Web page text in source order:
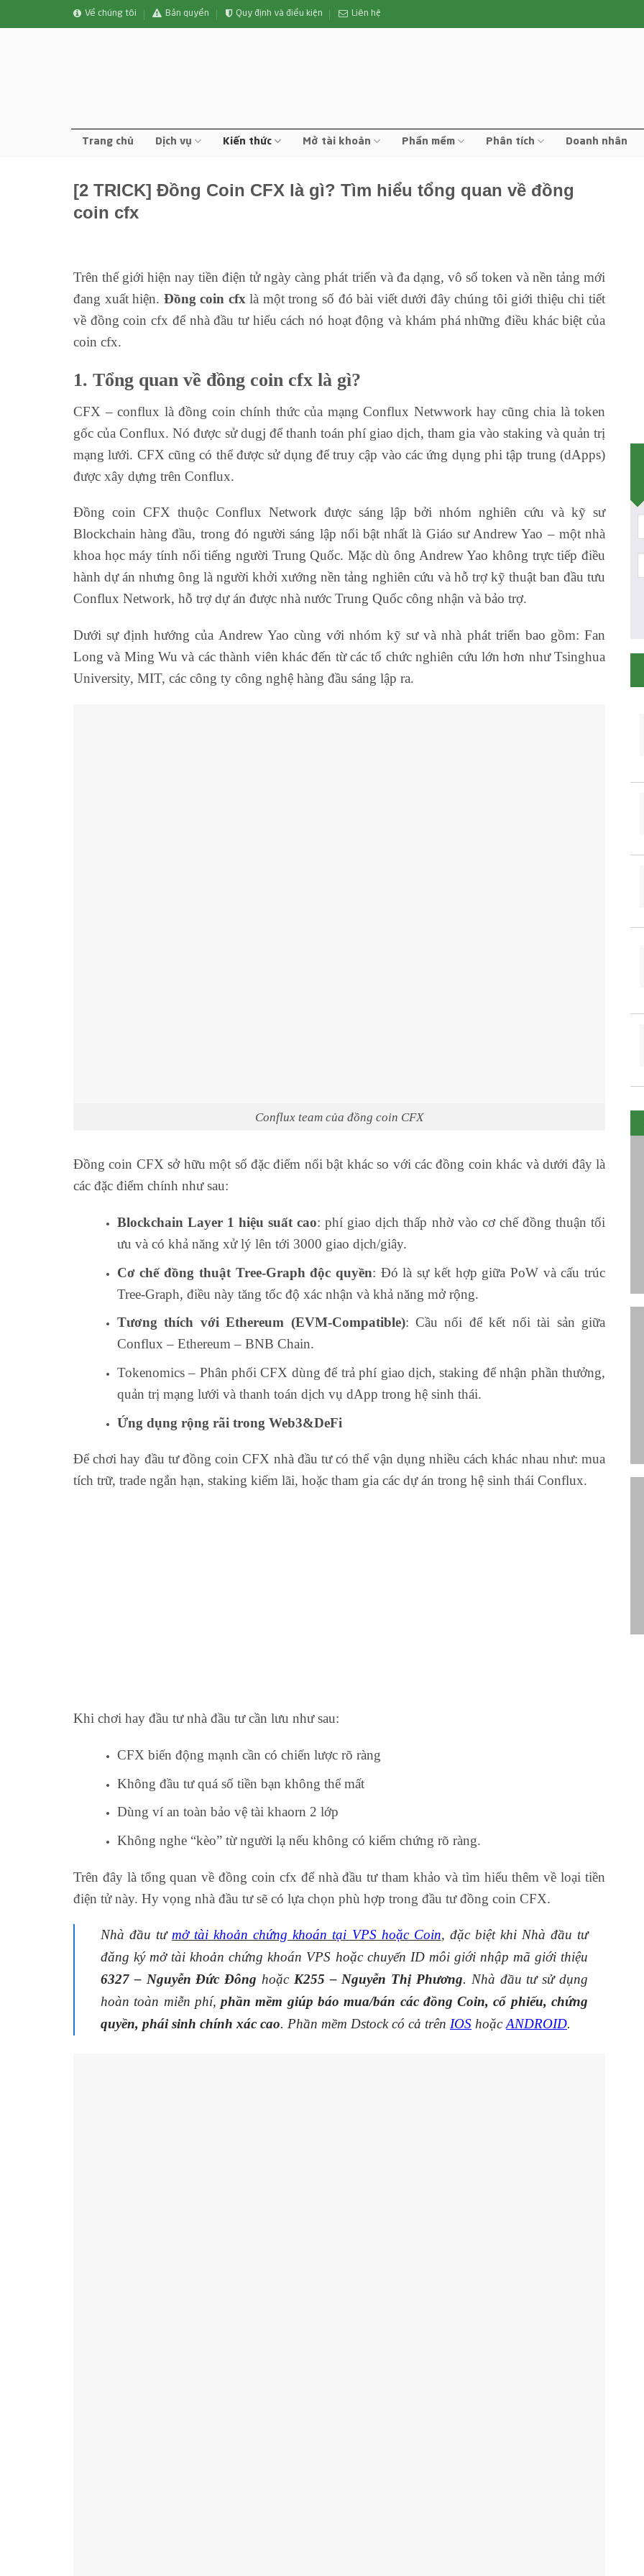
qua
Về chúng tôi Bản quyền Quy định và điều kiện Liên hệ
Trang chủ Dịch vụ Kiến thức Mở tài khoản Phần mềm Phân tích Doanh nhân
[2 TRICK] Đồng Coin CFX là gì? Tìm hiểu tổng quan về đồng
coin cfx
Trên thế giới hiện nay tiền điện tử ngày càng phát triển và đa dạng, vô số token và nền tảng mới
đang xuất hiện. Đồng coin cfx là một trong số đó bài viết dưới đây chúng tôi giới thiệu chi tiết
về đồng coin cfx để nhà đầu tư hiểu cách nó hoạt động và khám phá những điều khác biệt của
coin cfx.
1. Tổng quan về đồng coin cfx là gì?
CFX – conflux là đồng coin chính thức của mạng Conflux Netwwork hay cũng chia là token
gốc của Conflux. Nó được sử dugj để thanh toán phí giao dịch, tham gia vào staking và quản trị
mạng lưới. CFX cũng có thể được sử dụng để truy cập vào các ứng dụng phi tập trung (dApps)
được xây dựng trên Conflux.
Đồng coin CFX thuộc Conflux Network được sáng lập bởi nhóm nghiên cứu và kỹ sư
Blockchain hàng đầu, trong đó người sáng lập nổi bật nhất là Giáo sư Andrew Yao – một nhà
khoa học máy tính nổi tiếng người Trung Quốc. Mặc dù ông Andrew Yao không trực tiếp điều
hành dự án nhưng ông là người khởi xướng nền tảng nghiên cứu và hỗ trợ kỹ thuật ban đầu tưu
Conflux Network, hỗ trợ dự án được nhà nước Trung Quốc công nhận và bảo trợ.
Dưới sự định hướng của Andrew Yao cùng với nhóm kỹ sư và nhà phát triển bao gồm: Fan
Long và Ming Wu và các thành viên khác đến từ các tổ chức nghiên cứu lớn hơn như Tsinghua
University, MIT, các công ty công nghệ hàng đầu sáng lập ra.
Conflux team của đồng coin CFX
Đồng coin CFX sở hữu một số đặc điểm nổi bật khác so với các đồng coin khác và dưới đây là
các đặc điểm chính như sau:
Blockchain Layer 1 hiệu suất cao: phí giao dịch thấp nhờ vào cơ chế đồng thuận tối
ưu và có khả năng xử lý lên tới 3000 giao dịch/giây.
Cơ chế đồng thuật Tree-Graph độc quyền: Đó là sự kết hợp giữa PoW và cấu trúc
Tree-Graph, điều này tăng tốc độ xác nhận và khả năng mở rộng.
Tương thích với Ethereum (EVM-Compatible): Cầu nối để kết nối tài sản giữa
Conflux – Ethereum – BNB Chain.
Tokenomics – Phân phối CFX dùng để trả phí giao dịch, staking để nhận phần thưởng,
quản trị mạng lưới và thanh toán dịch vụ dApp trong hệ sinh thái.
Ứng dụng rộng rãi trong Web3&DeFi
Để chơi hay đầu tư đồng coin CFX nhà đầu tư có thể vận dụng nhiều cách khác nhau như: mua
tích trữ, trade ngắn hạn, staking kiếm lãi, hoặc tham gia các dự án trong hệ sinh thái Conflux.
Khi chơi hay đầu tư nhà đầu tư cần lưu như sau:
CFX biến động mạnh cần có chiến lược rõ ràng
Không đầu tư quá số tiền bạn không thể mất
Dùng ví an toàn bảo vệ tài khaorn 2 lớp
Không nghe “kèo” từ người lạ nếu không có kiểm chứng rõ ràng.
Trên đây là tổng quan về đồng coin cfx để nhà đầu tư tham khảo và tìm hiểu thêm về loại tiền
điện tử này. Hy vọng nhà đầu tư sẽ có lựa chọn phù hợp trong đầu tư đồng coin CFX.
Nhà đầu tưmở tài khoản chứng khoán tại VPS hoặc Coin, đặc biệt khi Nhà đầu tư
đăng ký mở tài khoản chứng khoán VPS hoặc chuyển ID môi giới nhập mã giới thiệu
6327 – Nguyễn Đức Đông hoặc K255 – Nguyễn Thị Phương. Nhà đầu tư sử dụng
hoàn toàn miễn phí,phần mềm giúp báo mua/bán các đồng Coin, cổ phiếu, chứng
quyền, phái sinh chính xác cao. Phần mềm Dstock có cả trên IOS hoặcANDROID.